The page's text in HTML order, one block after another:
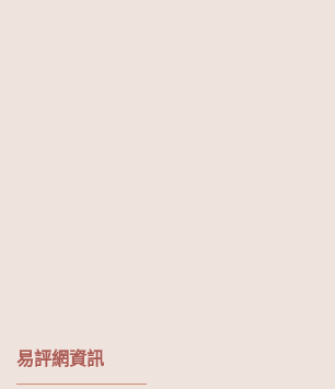
易評網資訊